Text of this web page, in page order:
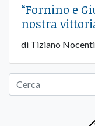
“Fornino e
nostra
di Tiziano